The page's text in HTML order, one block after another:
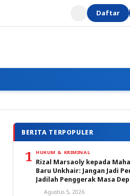
Daftar
BERITA TERPOPULER
1 HUKUM & KRIMINAL
Rizal Marsaoly kepada
Baru Unkhair: Jangan Jadi
Jadilah Penggerak Masa
Ternate dan Maluku Utara
Agustus 5, 2026